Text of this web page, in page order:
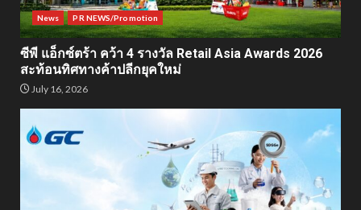
News PR NEWS/Promotion
ซีพี แอ็กซ์ตร้า คว้า 4 รางวัล Retail Asia Awards 2026
สะท้อนทิศทางค้าปลีกยุคใหม่
July 16, 2026